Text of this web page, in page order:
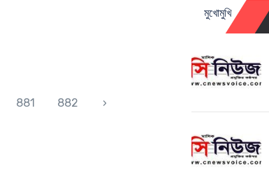
881 882 ›
মুখোমুখি